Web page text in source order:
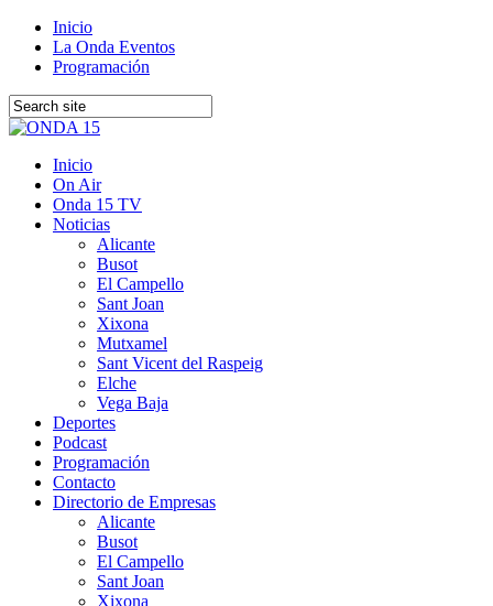
Inicio
La Onda Eventos
Programación
Inicio
On Air
Onda 15 TV
Noticias
Alicante
Busot
El Campello
Sant Joan
Xixona
Mutxamel
Sant Vicent del Raspeig
Elche
Vega Baja
Deportes
Podcast
Programación
Contacto
Directorio de Empresas
Alicante
Busot
El Campello
Sant Joan
Xixona